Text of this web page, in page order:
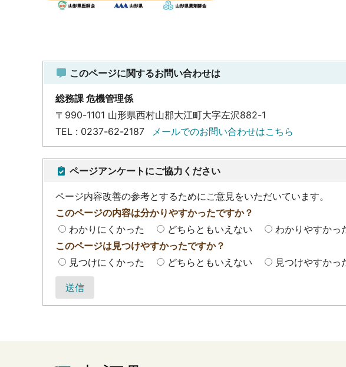
このページに関するお問い合わせは
総務課 危機管理係
〒990-1101 山形県西村山郡大江町大字左沢882-1
TEL : 0237-62-2187
メールでのお問い合わせはこちら
ページアンケートにご協力ください
ページ内容改善の参考とするためにご意見をいただいています。
このページの内容は分かりやすかったですか？
わかりにくかった
どちらともいえない
わかりやすかっ
このページは見つけやすかったですか？
見つけにくかった
どちらともいえない 見つけやすかっ
送信